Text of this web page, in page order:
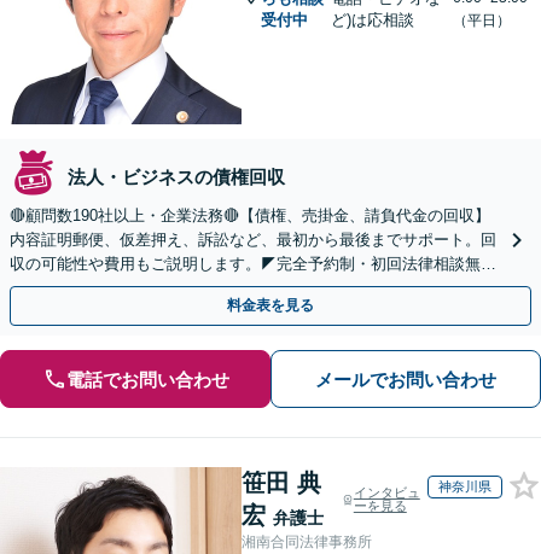
受付中
ど)は応相談
（平日）
法人・ビジネスの債権回収
🔴顧問数190社以上・企業法務🔴【債権、売掛金、請負代金の回収】
内容証明郵便、仮差押え、訴訟など、最初から最後までサポート。回
収の可能性や費用もご説明します。◤完全予約制・初回法律相談無料
◢
料金表を見る
電話でお問い合わせ メールでお問い合わせ
笹田 典
宏 弁護士
インタビュ
ーを見る
神奈川県
湘南合同法律事務所